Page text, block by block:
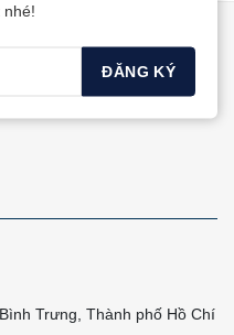
nhé!
Trưng, Thành phố Hồ Chí